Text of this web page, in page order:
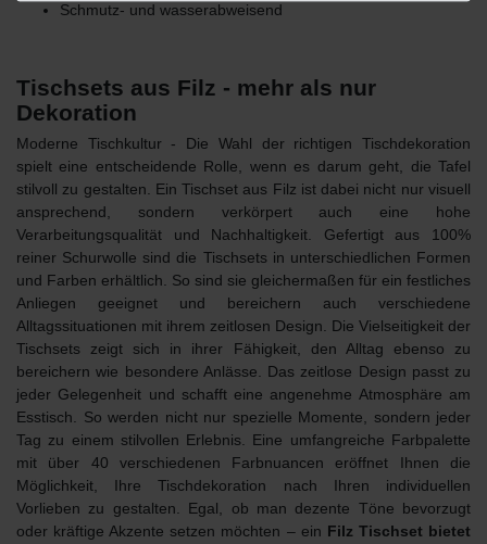
Schmutz- und wasserabweisend
Tischsets aus Filz - mehr als nur
Dekoration
Moderne Tischkultur - Die Wahl der richtigen Tischdekoration
spielt eine entscheidende Rolle, wenn es darum geht, die Tafel
stilvoll zu gestalten. EinTischset aus Filz ist dabei nicht nur visuell
ansprechend, sondern verkörpert auch eine hohe
Verarbeitungsqualität und Nachhaltigkeit. Gefertigt aus 100%
reiner Schurwolle sind die Tischsets in unterschiedlichen Formen
und Farben erhältlich. So sind sie gleichermaßen für ein festliches
Anliegen geeignet und bereichern auch verschiedene
Alltagssituationen mit ihrem zeitlosen Design. Die Vielseitigkeit der
Tischsets zeigt sich in ihrer Fähigkeit, den Alltag ebenso zu
bereichern wie besondere Anlässe. Das zeitlose Design passt zu
jeder Gelegenheit und schafft eine angenehme Atmosphäre am
Esstisch. So werden nicht nur spezielle Momente, sondern jeder
Tag zu einem stilvollen Erlebnis. Eine umfangreiche Farbpalette
mit über 40 verschiedenen Farbnuancen eröffnet Ihnen die
Möglichkeit, Ihre Tischdekoration nach Ihren individuellen
Vorlieben zu gestalten. Egal, ob man dezente Töne bevorzugt
oder kräftige Akzente setzen möchten – ein Filz Tischset bietet